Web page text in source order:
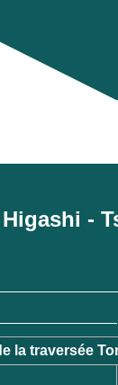
-
la traversée